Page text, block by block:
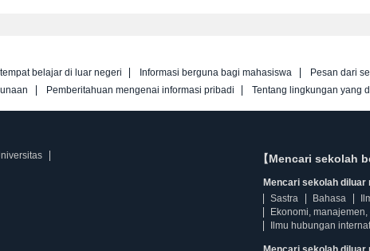
belajar di luar negeri Informasi berguna bagi mahasiswa Pesan dari
Pemberitahuan mengenai informasi pribadi Tentang lingkungan yang
【Mencari sekolah
Mencari sekolah diluar
Sastra
Bahasa
Ekonomi,
Ilmu hubungan